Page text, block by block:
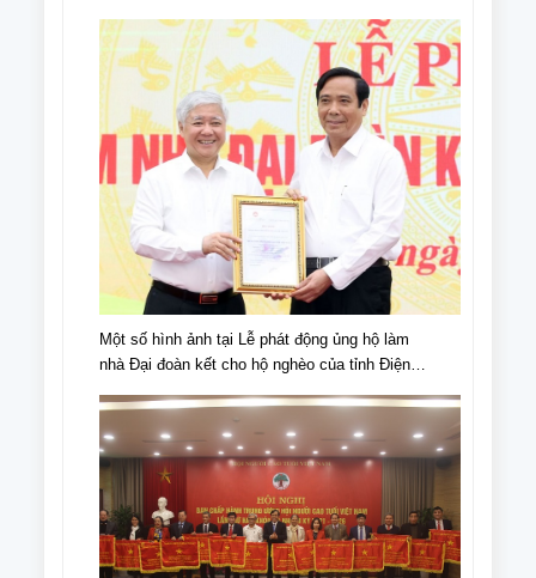
Một số hình ảnh tại Lễ phát động ủng hộ làm
nhà Đại đoàn kết cho hộ nghèo của tỉnh Điện
Biên Phủ (07/5/1954-07/5/2024)